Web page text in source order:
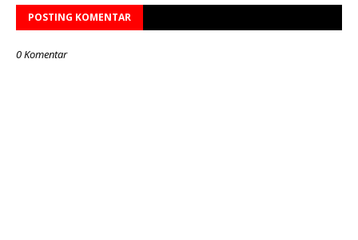
POSTING KOMENTAR
0 Komentar